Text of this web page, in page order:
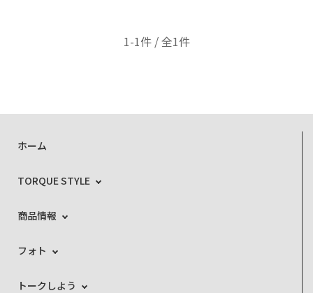
1-1件 / 全1件
ホーム
TORQUE STYLE
商品情報
フォト
トークしよう